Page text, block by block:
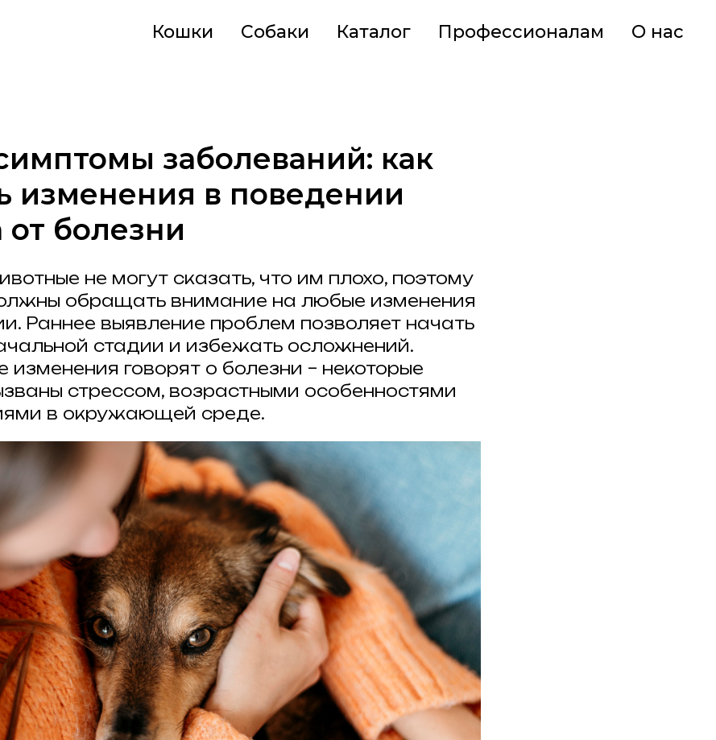
Кошки Собаки Каталог Профессионалам О нас
заболеваний: как
изменения в поведении
болезни
не могут сказать, что им плохо, поэтому
обращать внимание на любые изменения
Раннее выявление проблем позволяет начать
стадии и избежать осложнений.
изменения говорят о болезни – некоторые
стрессом, возрастными особенностями
в окружающей среде.